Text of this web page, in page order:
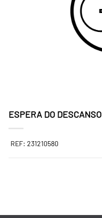
ESPERA DO DESCANSO
REF: 231210580